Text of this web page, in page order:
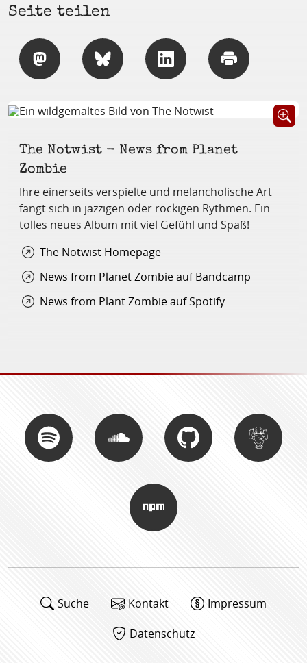
Seite teilen
Öffnet
The Notwist - News from Planet
Zombie
Ihre einerseits verspielte und melancholische Art
fängt sich in jazzigen oder rockigen Rythmen. Ein
tolles neues Album mit viel Gefühl und Spaß!
The Notwist Homepage
News from Planet Zombie auf Bandcamp
News from Plant Zombie auf Spotify
Suche Kontakt
Impressum
Datenschutz